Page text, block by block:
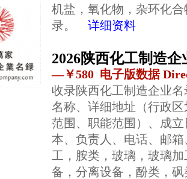
机盐，氧化物，杂环化
录。
详细资料
2026陕西化工制造企
—￥580 电子版数据
收录陕西化工制造企业
名称、详细地址（行政
范围、职能范围）、成
本、负责人、电话、邮
工，胺类，玻璃，玻璃
备，分离设备，酚类，